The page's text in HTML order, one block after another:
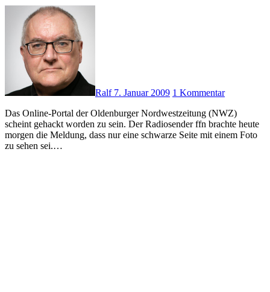
Ralf 7. Januar 2009 1 Kommentar
Das Online-Portal der Oldenburger Nordwestzeitung (NWZ)
scheint gehackt worden zu sein. Der Radiosender ffn brachte heute
morgen die Meldung, dass nur eine schwarze Seite mit einem Foto
zu sehen sei.…